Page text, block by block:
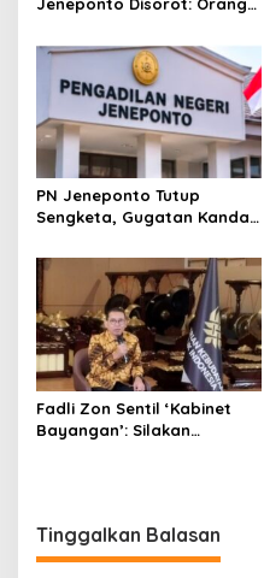
Jeneponto Disorot: Orang
Mengajar, Sekolah
PN Jeneponto Tutup
Sengketa, Gugatan Kandas
Fadli Zon Sentil ‘Kabinet
Bayangan’: Silakan
Tinggalkan Balasan